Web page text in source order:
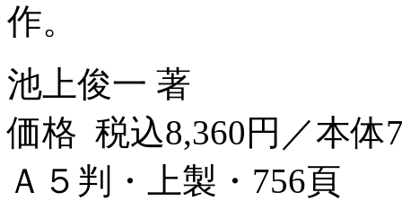
作。
池上俊一 著
価格 税込8,360円／本体
Ａ５判・上製・756頁